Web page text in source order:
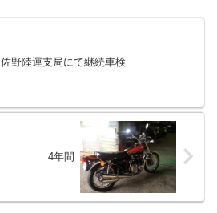
佐野陸運支局にて継続車検
4年間